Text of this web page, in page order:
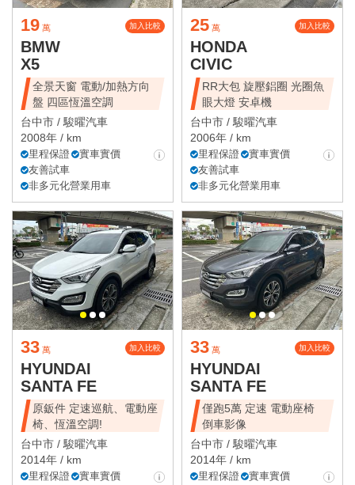
19 萬 加入比較
BMW
X5
全景天窗 電動/加熱方向
盤 四區恆溫空調
台中市 /駿曜汽車
2008年 / km
里程保證
實車實價
友善試車
非多元化營業用車
25 萬 加入比較
HONDA
CIVIC
RR大包 旋壓鋁圈 光圈魚
眼大燈 安卓機
台中市 /駿曜汽車
2006年 / km
里程保證
實車實價
友善試車
非多元化營業用車
33 萬 加入比較
HYUNDAI
SANTA FE
原鈑件 定速巡航、電動座
椅、恆溫空調!
台中市 /駿曜汽車
2014年 / km
里程保證
實車實價
33 萬 加入比較
HYUNDAI
SANTA FE
僅跑5萬 定速 電動座椅
倒車影像
台中市 /駿曜汽車
2014年 / km
里程保證
實車實價